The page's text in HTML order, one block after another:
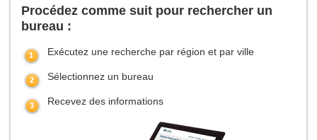
Procédez comme suit pour rechercher un
bureau :
Exécutez une recherche par région et par ville
Sélectionnez un bureau
Recevez des informations